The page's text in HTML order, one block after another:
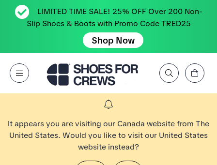
LIMITED TIME SALE! 25% OFF Over 200 Non-
Slip Shoes & Boots with Promo Code TRED25
Shop Now
Open Menu
Aller à la page d’accueil Shoes For Crews
Rechercher par marque, caractéristique, style, couleur, etc.
Affichez le panier
It appears you are visiting our Canada website from The
United States. Would you like to visit our United States
website instead?